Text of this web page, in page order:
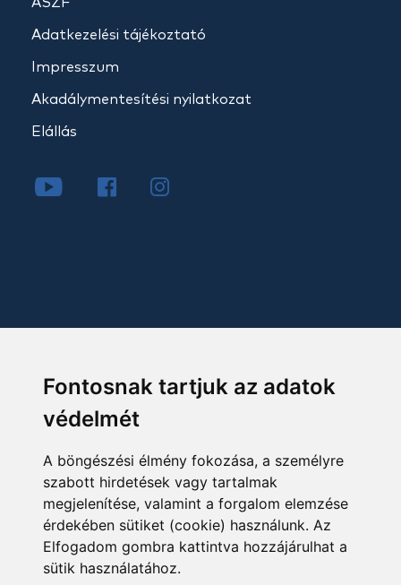
Fontosnak tartjuk az adatok
védelmét
A böngészési élmény fokozása, a személyre
szabott hirdetések vagy tartalmak
megjelenítése, valamint a forgalom elemzése
érdekében sütiket (cookie) használunk. Az
Elfogadom gombra kattintva hozzájárulhat a
sütik használatához.
Adatkezelési tájékoztató
Impresszum
Akadálymentesítési nyilatkozat
Elállás